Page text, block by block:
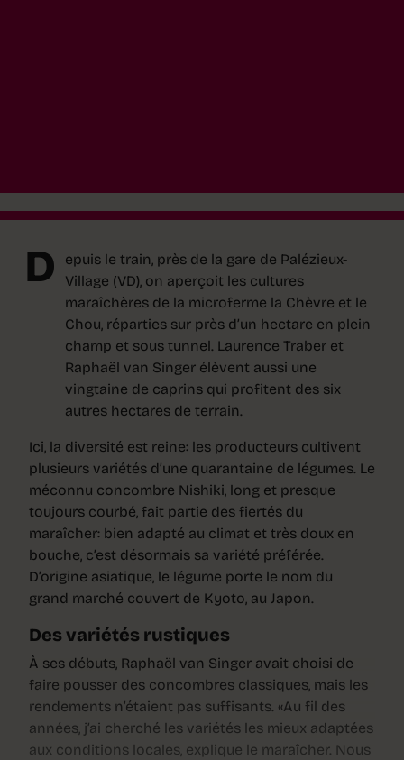
D
epuis le train, près de la gare de Palézieux-
Village (VD), on aperçoit les cultures
maraîchères de la microferme la Chèvre et le
Chou, réparties sur près d’un hectare en plein
champ et sous tunnel. Laurence Traber et
Raphaël van Singer élèvent aussi une
vingtaine de caprins qui profitent des six
autres hectares de terrain.
Ici, la diversité est reine: les producteurs cultivent
plusieurs variétés d’une quarantaine de légumes. Le
méconnu concombre Nishiki, long et presque
toujours courbé, fait partie des fiertés du
maraîcher: bien adapté au climat et très doux en
bouche, c’est désormais sa variété préférée.
D’origine asiatique, le légume porte le nom du
grand marché couvert de Kyoto, au Japon.
Des variétés rustiques
À ses débuts, Raphaël van Singer avait choisi de
faire pousser des concombres classiques, mais les
rendements n’étaient pas suffisants. «Au fil des
années, j’ai cherché les variétés les mieux adaptées
aux conditions locales, explique le maraîcher. Nous